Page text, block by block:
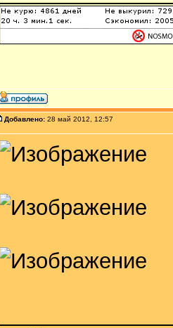
Добавлено: 28 май 2012, 12:57